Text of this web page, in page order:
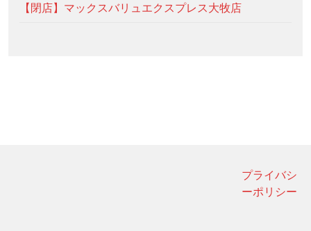
【閉店】マックスバリュエクスプレス大牧店
プライバシ
ーポリシー